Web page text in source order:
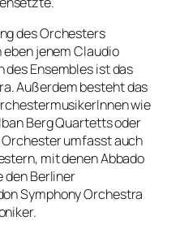
des Orchesters
jenem Claudio
des Ensembles ist das
Außerdem besteht das
wie
Berg Quartetts oder
umfasst auch
mit denen Abbado
den Berliner
Symphony Orchestra